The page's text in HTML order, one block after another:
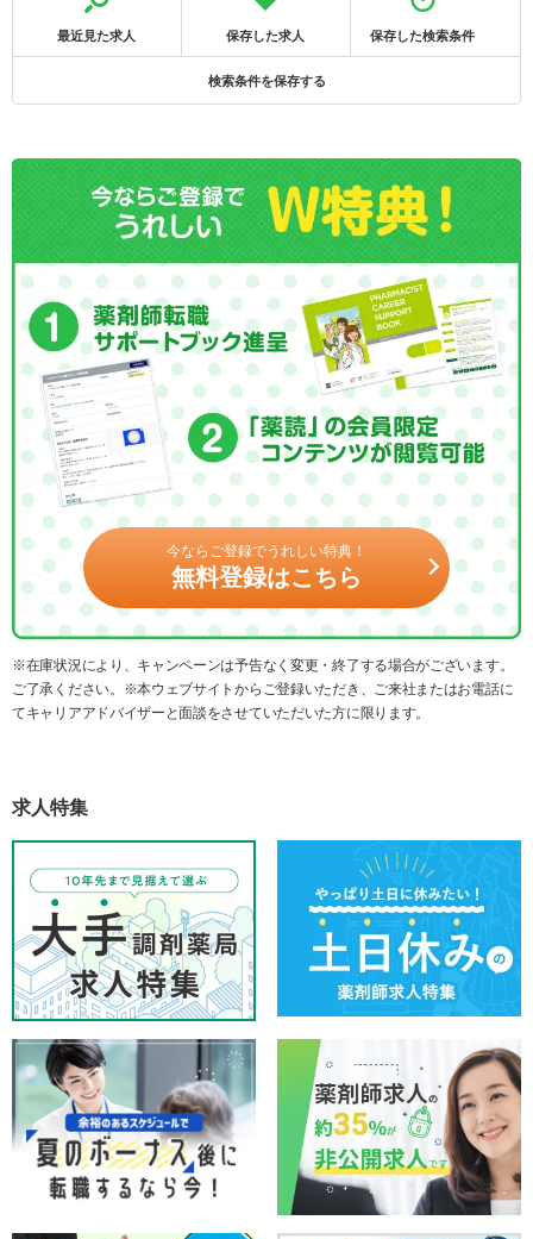
最近見た求人 保存した求人 保存した検索条件
検索条件を保存する
今ならご登録でうれしい特典！
無料登録はこちら
※在庫状況により、キャンペーンは予告なく変更・終了する場合がございます。
ご了承ください。※本ウェブサイトからご登録いただき、ご来社またはお電話に
てキャリアアドバイザーと面談をさせていただいた方に限ります。
求人特集